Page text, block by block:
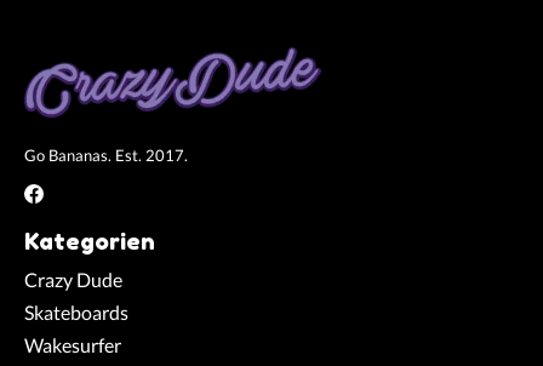
Go Bananas. Est. 2017.
Kategorien
Crazy Dude
Skateboards
Wakesurfer